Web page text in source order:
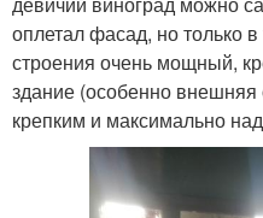
оплетал фасад, но только
строения очень мощный,
здание (особенно внешняя
крепким и максимально